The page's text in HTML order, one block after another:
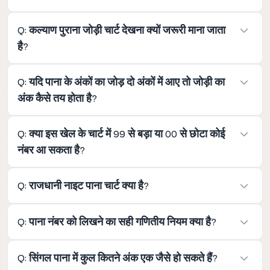
A: हाँ, मटका जगत के सभी लोकप्रिय बाजारों जैसे मेन बाजार, मिलन,
मधुर और राजधानी में जोड़ी बनने का यही 100 अंकों का नियम काम
करता है।
Q: कल्याण पुराना जोड़ी चार्ट देखना क्यों जरूरी माना जाता
है?
A: पुराना चार्ट देखने से खिलाड़ियों को बाजार के कई सालों पुराने ट्रेंड्स
और अंकों के दोहराव की गति को गहराई से समझने में मदद मिलती है।
Q: यदि पाना के अंकों का जोड़ दो अंकों में आए तो जोड़ी का
अंक कैसे तय होता है?
A: यदि पाना के अंकों का जोड़ दो अंकों में आता है (जैसे 15), तो केवल
इकाई का अंक यानी आखिरी संख्या (5) को जोड़ी का अंक माना जाता
है।
Q: क्या इस खेल के चार्ट में 99 से बड़ा या 00 से छोटा कोई
नंबर आ सकता है?
A: नहीं, यह खेल केवल दो अंकों का होता है, इसलिए परिणाम हमेशा 00
से 99 के बीच की ही कोई संख्या होती है।
Q: राजधानी नाइट पाना चार्ट क्या है?
A: यह एक डिजिटल रिकॉर्ड टेबल है जिसमें राजधानी नाइट मार्केट के
रोज आने वाले ओपन और क्लोज पाना नंबरों को तारीख और दिन के
हिसाब से लिखा जाता है।
Q: पाना नंबर को लिखने का सही गणितीय नियम क्या है?
A: पाना नंबर को हमेशा छोटे अंक से शुरू करके बड़े अंक की तरफ यानी
Q: सिंगल पाना में कुल कितने अंक एक जैसे हो सकते हैं?